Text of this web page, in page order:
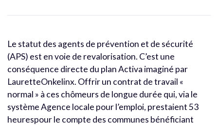
Le statut des agents de prévention et de sécurité
(APS) est en voie de revalorisation. C’est une
conséquence directe du plan Activa imaginé par
LauretteOnkelinx. Offrir un contrat de travail «
normal » à ces chômeurs de longue durée qui, via le
système Agence locale pour l’emploi, prestaient 53
heurespour le compte des communes bénéficiant